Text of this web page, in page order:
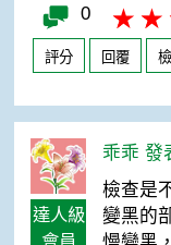
0
評分 回覆
達人級
會員
乖乖 發
檢查是
變黑的